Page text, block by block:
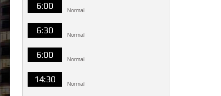
6:00 Normal
6:30 Normal
6:00 Normal
14:30 Normal